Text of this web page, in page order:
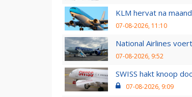
KLM hervat na
07-08-2026, 11:10
National Airlines
07-08-2026, 9:52
SWISS hakt knoop
07-08-2026, 9:09